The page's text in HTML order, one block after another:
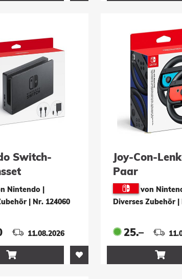
Switch-
Nintendo |
| Nr. 124060
11.08.2026

Joy-Con-
Paar
von
Diverses Zubehör |
25.–
